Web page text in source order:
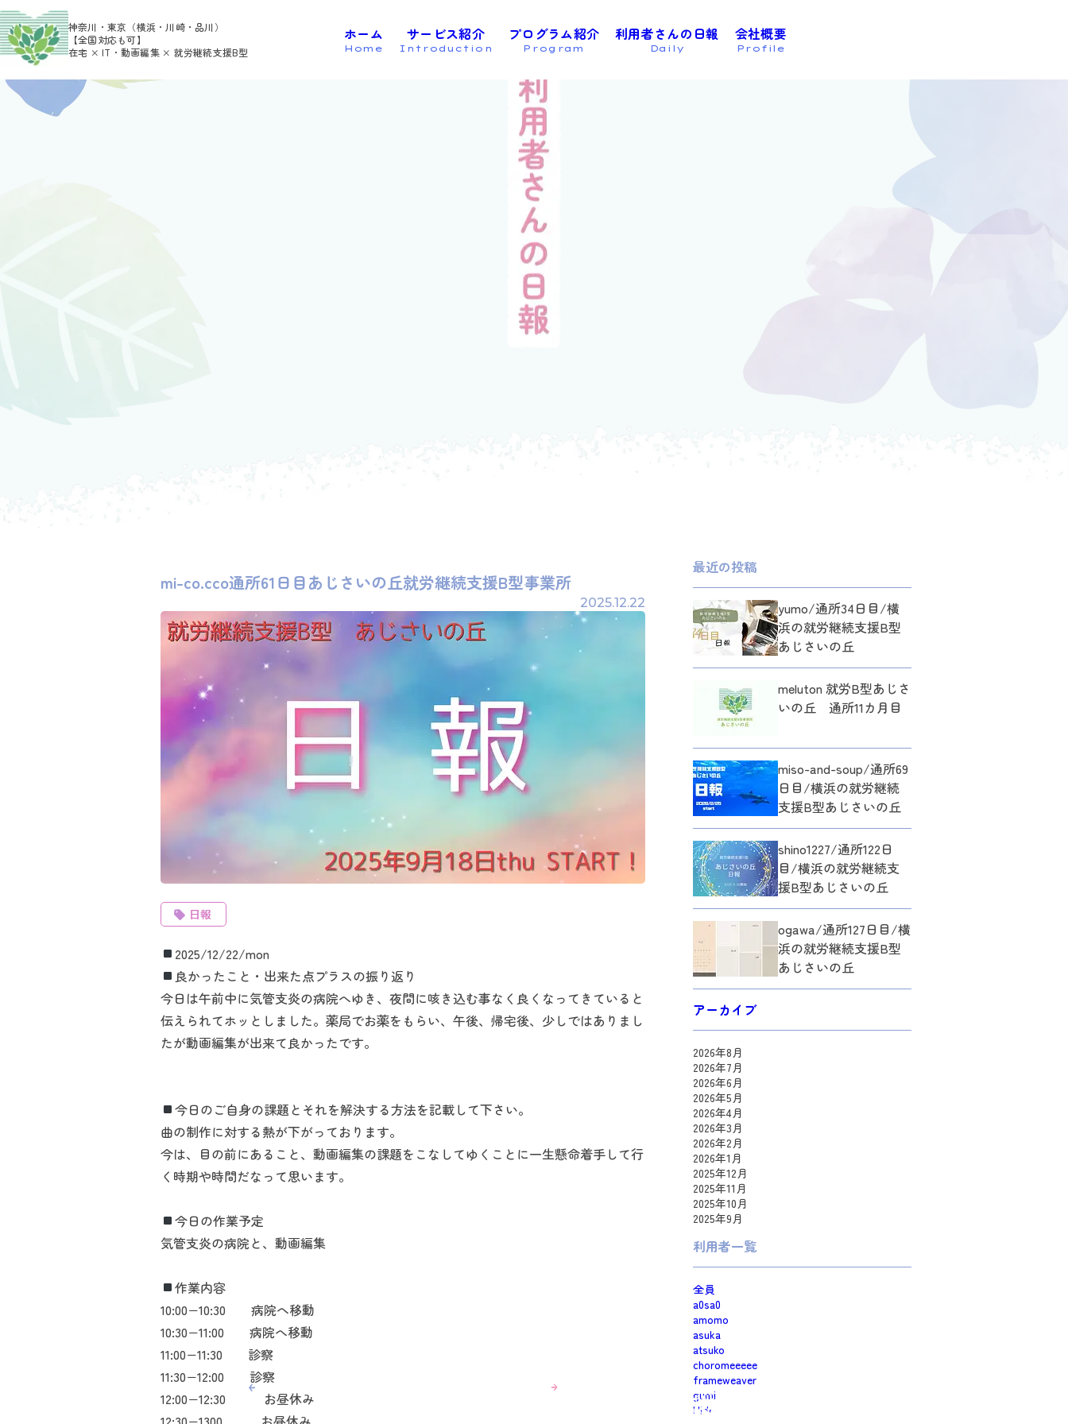
神奈川・東京（横浜・川崎・品川）
【全国対応も可】
在宅 × IT・動画編集 × 就労継続支援B型
ホーム
Home
サービス紹介
Introduction
プログラム紹介
Program
利用者さんの日報
Daily
会社概要
Profile
HOME > 利用者さんの日報
mi-co.cco通所61日目あじさいの丘就労継続支援B型事業所
2025.12.22
日報
2025/12/22/mon
良かったこと・出来た点プラスの振り返り
今日は午前中に気管支炎の病院へゆき、夜間に咳き込む事なく良くなってきていると
伝えられてホッとしました。薬局でお薬をもらい、午後、帰宅後、少しではありまし
たが動画編集が出来て良かったです。
今日のご自身の課題とそれを解決する方法を記載して下さい。
曲の制作に対する熱が下がっております。
今は、目の前にあること、動画編集の課題をこなしてゆくことに一生懸命着手して行
く時期や時間だなって思います。
今日の作業予定
気管支炎の病院と、動画編集
作業内容
10:00−10:30 病院へ移動
10:30−11:00 病院へ移動
11:00−11:30 診察
11:30−12:00 診察
12:00−12:30 お昼休み
最近の投稿
yumo/通所34日目/横
浜の就労継続支援B型
あじさいの丘
meluton 就労B型あじさ
いの丘 通所11カ月目
miso-and-soup/通所69
日目/横浜の就労継続
支援B型あじさいの丘
shino1227/通所122日
目/横浜の就労継続支
援B型あじさいの丘
ogawa/通所127日目/横
浜の就労継続支援B型
あじさいの丘
アーカイブ
2026年8月
2026年7月
2026年6月
2026年5月
2026年4月
2026年3月
2026年2月
2026年1月
2025年12月
2025年11月
2025年10月
2025年9月
利用者一覧
全員
a0sa0
amomo
asuka
atsuko
choromeeeee
frameweaver
gumi
Hide